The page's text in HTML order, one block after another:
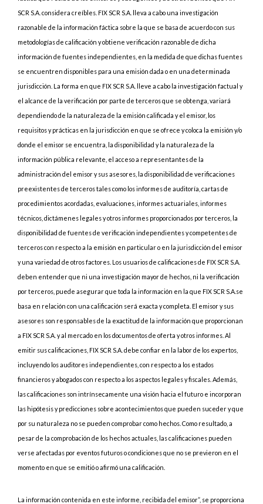
SCR S.A. considera creíbles. FIX SCR S.A. lleva a cabo una investigación
razonable de la información fáctica sobre la que se basa de acuerdo con sus
metodologías de calificación y obtiene verificación razonable de dicha
información de fuentes independientes, en la medida de que dichas fuentes
se encuentren disponibles para una emisión dada o en una determinada
jurisdicción. La forma en que FIX SCR S.A. lleve a cabo la investigación factual y
el alcance de la verificación por parte de terceros que se obtenga, variará
dependiendo de la naturaleza de la emisión calificada y el emisor, los
requisitos y prácticas en la jurisdicción en que se ofrece y coloca la emisión y/o
donde el emisor se encuentra, la disponibilidad y la naturaleza de la
información pública relevante, el acceso a representantes de la
administración del emisor y sus asesores, la disponibilidad de verificaciones
preexistentes de terceros tales como los informes de auditoría, cartas de
procedimientos acordadas, evaluaciones, informes actuariales, informes
técnicos, dictámenes legales y otros informes proporcionados por terceros, la
disponibilidad de fuentes de verificación independientes y competentes de
terceros con respecto a la emisión en particular o en la jurisdicción del emisor
y una variedad de otros factores. Los usuarios de calificaciones de FIX SCR S.A.
deben entender que ni una investigación mayor de hechos, ni la verificación
por terceros, puede asegurar que toda la información en la que FIX SCR S.A.se
basa en relación con una calificación será exacta y completa. El emisor y sus
asesores son responsables de la exactitud de la información que proporcionan
a FIX SCR S.A. y al mercado en los documentos de oferta y otros informes. Al
emitir sus calificaciones, FIX SCR S.A. debe confiar en la labor de los expertos,
incluyendo los auditores independientes, con respecto a los estados
financieros y abogados con respecto a los aspectos legales y fiscales. Además,
las calificaciones son intrínsecamente una visión hacia el futuro e incorporan
las hipótesis y predicciones sobre acontecimientos que pueden suceder y que
por su naturaleza no se pueden comprobar como hechos. Como resultado, a
pesar de la comprobación de los hechos actuales, las calificaciones pueden
verse afectadas por eventos futuros o condiciones que no se previeron en el
momento en que se emitió o afirmó una calificación.
La información contenida en este informe, recibida del emisor”, se proporciona